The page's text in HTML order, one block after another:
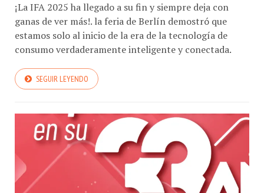
¡La IFA 2025 ha llegado a su fin y siempre deja con
ganas de ver más!. la feria de Berlín demostró que
estamos solo al inicio de la era de la tecnología de
consumo verdaderamente inteligente y conectada.
SEGUIR LEYENDO